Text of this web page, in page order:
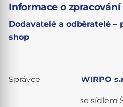
Informace o
Dodavatelé a odběratelé
shop
Správce: WIRPO
se sídlem